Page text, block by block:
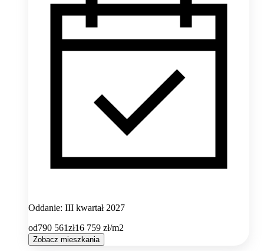
Oddanie: III kwartał 2027
od790 561zł16 759 zł/m2
Zobacz mieszkania